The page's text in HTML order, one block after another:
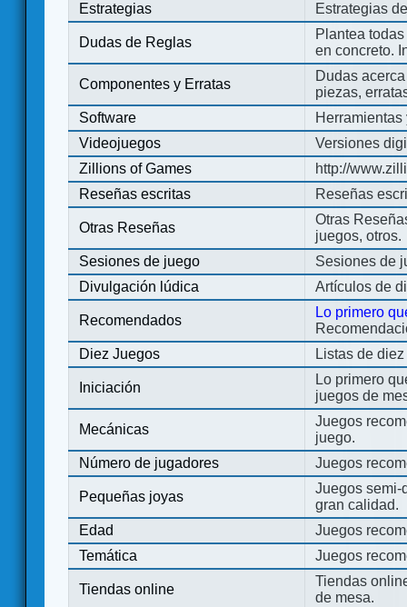
Estrategias
Estrategias
Dudas de Reglas
Plantea
en concreto.
Componentes y Erratas
Dudas
piezas,
Software
Videojuegos
Versiones
Zillions of Games
http://
Reseñas escritas
Reseñas
Otras Reseñas
Otras
juegos, otros.
Sesiones de juego
Sesiones de
Divulgación lúdica
Artículos de
Recomendados
Lo primero
Diez Juegos
Listas de
Iniciación
Lo primero
juegos de
Mecánicas
Juegos
juego.
Número de jugadores
Juegos
Pequeñas joyas
Juegos semi-
gran calidad.
Edad
Juegos
Temática
Juegos
Tiendas online
Tiendas
de mesa.